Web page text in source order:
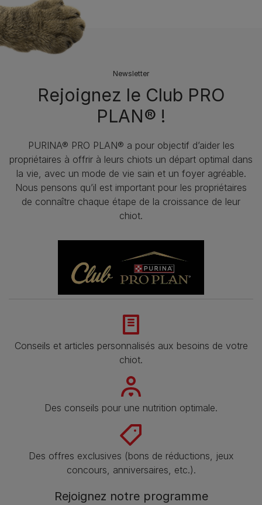
Newsletter
Rejoignez le Club PRO
PLAN® !
PURINA® PRO PLAN® a pour objectif d’aider les
propriétaires à offrir à leurs chiots un départ optimal dans
la vie, avec un mode de vie sain et un foyer agréable.
Nous pensons qu’il est important pour les propriétaires
de connaître chaque étape de la croissance de leur
chiot.
Conseils et articles personnalisés aux besoins de votre
chiot.
Des conseils pour une nutrition optimale.
Des offres exclusives (bons de réductions, jeux
concours, anniversaires, etc.).
Rejoignez notre programme​